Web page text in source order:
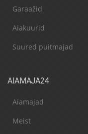
Garaažid
Aiakuurid
Suured puitmajad
AIAMAJA24
Aiamajad
Meist